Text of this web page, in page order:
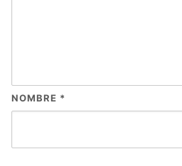
NOMBRE *